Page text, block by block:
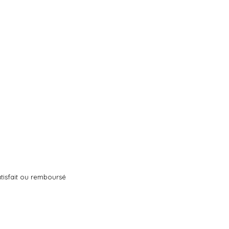
ou remboursé